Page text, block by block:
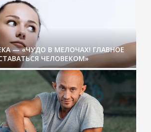
— «ЧУДО В МЕЛОЧАХ! ГЛАВНОЕ
ЧЕЛОВЕКОМ»